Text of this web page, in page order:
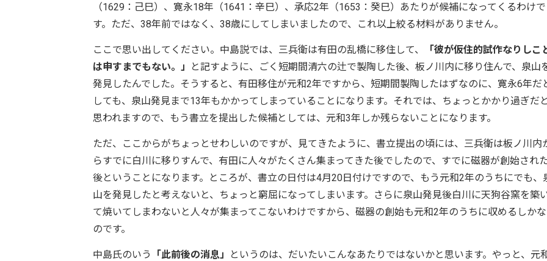
（1629：己巳）、寛永18年（1641：辛巳）、承応2年（1653：癸巳）あたりが候補になってくるわけで
す。ただ、38年前ではなく、38歳にしてしまいましたので、これ以上絞る材料がありません。
ここで思い出してください。中島説では、三兵衛は有田の乱橋に移住して、
「彼が仮住的試作なりしこ
は申すまでもない。」
と記すように、ごく短期間清六の辻で製陶した後、板ノ川内に移り住んで、泉山
発見したんでした。そうすると、有田移住が元和2年ですから、短期間製陶したはずなのに、寛永6年だ
しても、泉山発見まで13年もかかってしまっていることになります。それでは、ちょっとかかり過ぎだ
思われますので、もう書立を提出した候補としては、元和3年しか残らないことになります。
ただ、ここからがちょっとせわしいのですが、見てきたように、書立提出の頃には、三兵衛は板ノ川内
らすでに白川に移りすんで、有田に人々がたくさん集まってきた後でしたので、すでに磁器が創始され
後ということになります。ところが、書立の日付は4月20日付けですので、もう元和2年のうちにでも、
山を発見したと考えないと、ちょっと窮屈になってしまいます。さらに泉山発見後白川に天狗谷窯を築
て焼いてしまわないと人々が集まってこないわけですから、磁器の創始も元和2年のうちに収めるしか
のです。
中島氏のいう 「此前後の消息」
というのは、だいたいこんなあたりではないかと思います。やっと、元